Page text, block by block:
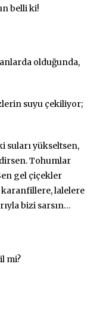
belli ki!
olduğunda,
suyu çekiliyor;
suları yükseltsen,
Tohumlar
gel çiçekler
karanfillere, lalelere
bizi sarsın…
mi?